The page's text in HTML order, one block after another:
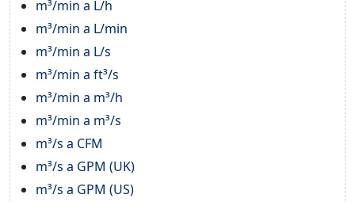
m³/min a L/h
m³/min a L/min
m³/min a L/s
m³/min a ft³/s
m³/min a m³/h
m³/min a m³/s
m³/s a CFM
m³/s a GPM (UK)
m³/s a GPM (US)